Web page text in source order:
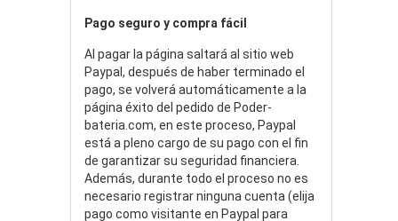
Pago seguro y compra fácil
Al pagar la página saltará al sitio web
Paypal, después de haber terminado el
pago, se volverá automáticamente a la
página éxito del pedido de Poder-
bateria.com, en este proceso, Paypal
está a pleno cargo de su pago con el fin
de garantizar su seguridad financiera.
Además, durante todo el proceso no es
necesario registrar ninguna cuenta (elija
pago como visitante en Paypal para